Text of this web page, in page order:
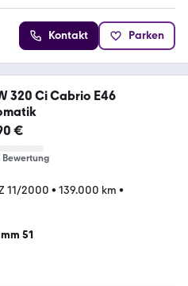
Kontakt Parken
320 Ci Cabrio E46
€
Bewertung
11/2000 • 139.000 km •
51